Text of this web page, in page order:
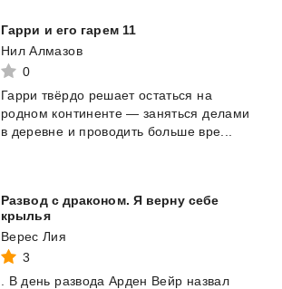
Гарри и его гарем 11
Нил Алмазов
0
Гарри твёрдо решает остаться на
родном континенте — заняться делами
в деревне и проводить больше вре...
Развод с драконом. Я верну себе
крылья
Верес Лия
3
В день развода Арден Вейр назвал